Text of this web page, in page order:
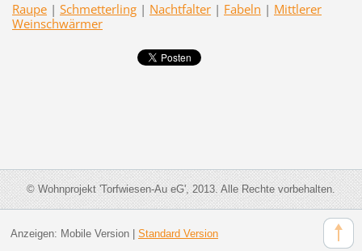
Raupe | Schmetterling | Nachtfalter | Fabeln | Mittlerer
Weinschwärmer
© Wohnprojekt 'Torfwiesen-Au eG', 2013. Alle Rechte vorbehalten.
Anzeigen: Mobile Version| Standard Version